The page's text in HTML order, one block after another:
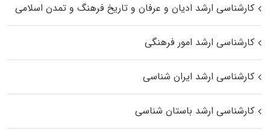
کارشناسی ارشد ادیان و عرفان و تاریخ فرهنگ و تمدن اسلامی
کارشناسی ارشد امور فرهنگی
کارشناسی ارشد ایران شناسی
کارشناسی ارشد باستان شناسی